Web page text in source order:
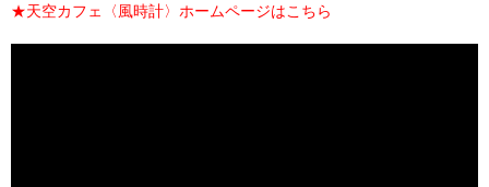
★天空カフェ〈風時計〉ホームページはこちら